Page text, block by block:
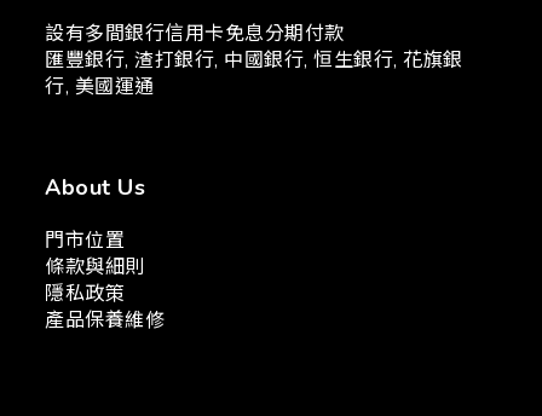
設有多間銀行信用卡免息分期付款
匯豐銀行, 渣打銀行, 中國銀行, 恒生銀行, 花旗銀
行, 美國運通
About Us
門市位置
條款與細則
隱私政策
產品保養維修